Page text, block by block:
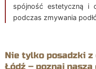
spójność estetyczną i
podczas zmywania
Nie tylko posadzki
Łódź – poznaj